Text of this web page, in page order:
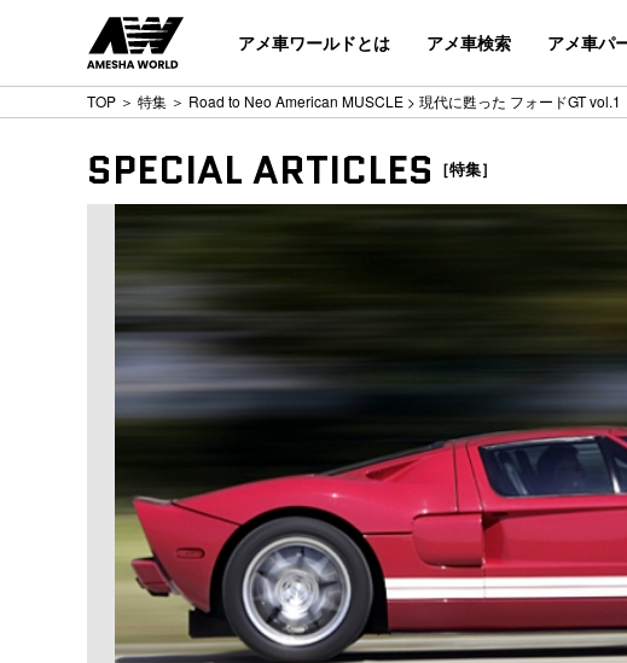
アメ車ワールドとは アメ車検索 アメ車パ
TOP ＞ 特集 ＞ Road to Neo American MUSCLE > 現代に甦った フォードGT vol.1
SPECIAL ARTICLES ［特集］